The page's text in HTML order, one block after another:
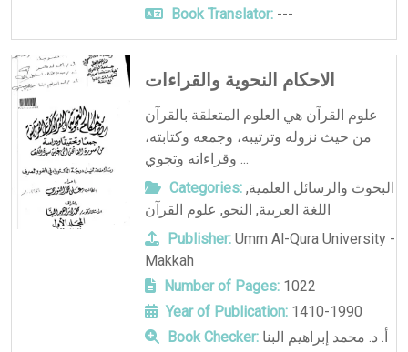
Book Translator:---
الاحكام النحوية والقراءات
علوم القرآن هي العلوم المتعلقة بالقرآن
من حيث نزوله وترتيبه، وجمعه وكتابته،
وقراءاته وتجوي ...
Categories: البحوث والرسائل العلمية,
اللغة العربية, النحو, علوم القرآن
Publisher: Umm Al-Qura University -
Makkah
Number of Pages:1022
Year of Publication:1410-1990
Book Checker: أ. د. محمد إبراهيم البنا